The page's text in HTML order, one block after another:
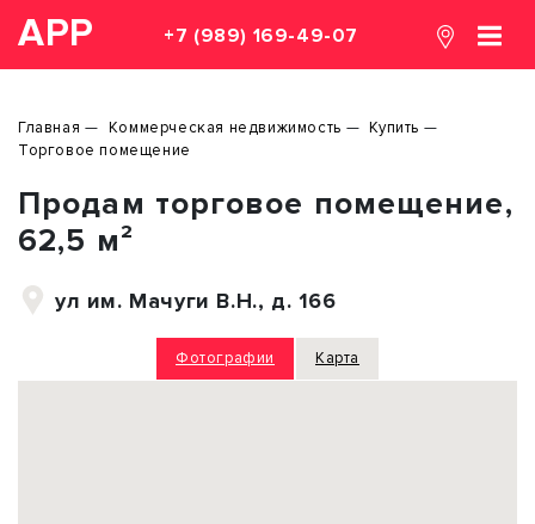
АРР +7 (989) 169-49-07
Главная Коммерческая недвижимость
Купить
Торговое помещение
Продам торговое помещение,
62,5 м²
ул им. Мачуги В.Н., д. 166
Фотографии Карта